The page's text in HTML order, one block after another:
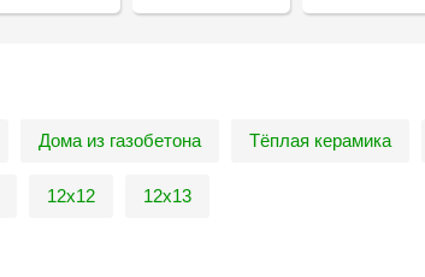
Дома из газобетона Тёплая керамика
12х12 12х13